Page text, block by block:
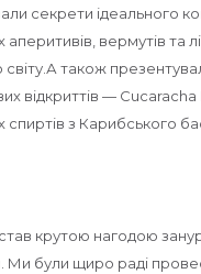
секрети ідеального
вермутів та
світу.А також
відкриттів —
спиртів з Карибського
крутою нагодою
Ми були щиро раді